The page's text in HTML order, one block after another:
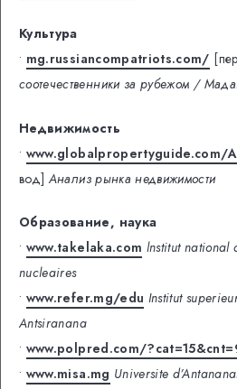
Культура
• mg.russiancompatriots.com/
соотечественники за рубежом /
Недвижимость
• www.globalpropertyguide.com/
вод] Анализ рынка недвижимости
Образование, наука
• www.takelaka.com lnstitut national
nucleaires
• www.refer.mg/edu Institut
Antsiranana
• www.polpred.com/
• www.misa.mg Universite